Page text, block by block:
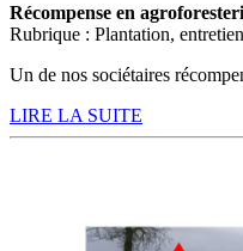
Récompense en
Rubrique : Plantation,
Un de nos sociétaires
LIRE LA SUITE